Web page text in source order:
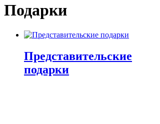
Подарки
Представительские
подарки